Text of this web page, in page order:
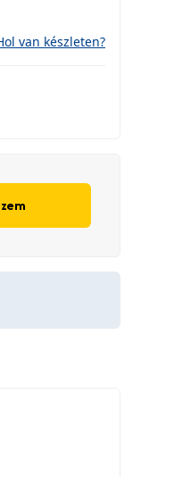
van készleten?